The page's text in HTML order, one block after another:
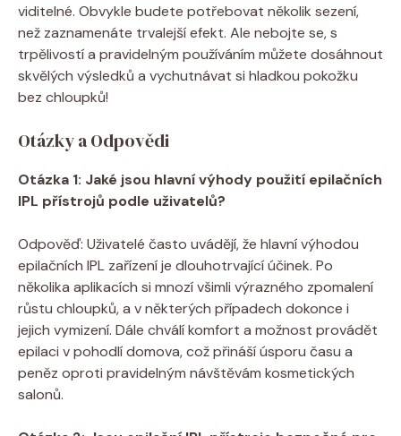
viditelné. Obvykle budete potřebovat několik sezení,
než zaznamenáte trvalejší efekt. Ale nebojte se, s
trpělivostí a pravidelným používáním můžete dosáhnout
skvělých výsledků a vychutnávat si hladkou pokožku
bez chloupků!
Otázky a Odpovědi
Otázka 1: Jaké jsou hlavní výhody použití epilačních
IPL přístrojů podle uživatelů?
Odpověď: Uživatelé často uvádějí, že hlavní výhodou
epilačních IPL zařízení je dlouhotrvající účinek. Po
několika aplikacích si mnozí všimli výrazného zpomalení
růstu chloupků, a v některých případech dokonce i
jejich vymizení. Dále chválí komfort a možnost provádět
epilaci v pohodlí domova, což přináší úsporu času a
peněz oproti pravidelným návštěvám kosmetických
salonů.